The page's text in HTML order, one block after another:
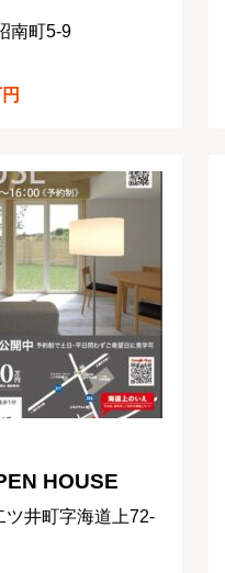
南町5-9
HOUSE
ツ井町字海道上72-